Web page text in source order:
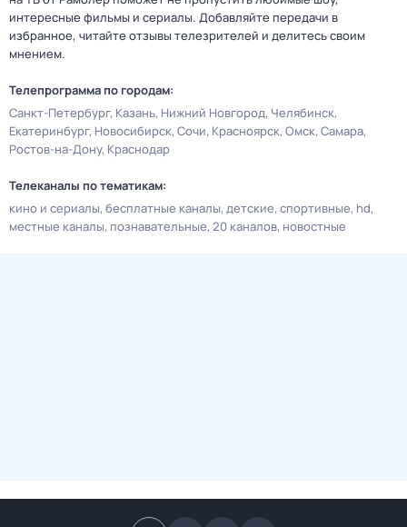
интересные фильмы и сериалы. Добавляйте передачи в
избранное, читайте отзывы телезрителей и делитесь своим
мнением.
Телепрограмма по городам:
Санкт-Петербург Казань Нижний Новгород Челябинск
Екатеринбург Новосибирск Сочи Красноярск Омск Самара
Ростов-на-Дону Краснодар
Телеканалы по тематикам:
кино и сериалы бесплатные каналы детские спортивные hd
местные каналы познавательные 20 каналов новостные